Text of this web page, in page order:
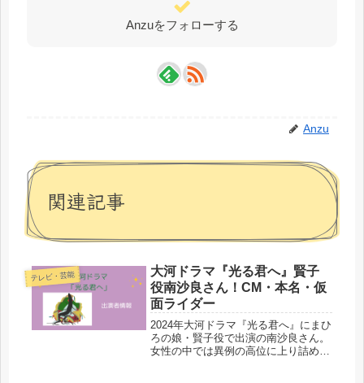
Anzuをフォローする
Anzu
関連記事
テレビ・芸能
大河ドラマ『光る君へ』賢子
役南沙良さん！CM・本名・仮
面ライダー
2024年大河ドラマ『光る君へ』にまひ
ろの娘・賢子役で出演の南沙良さん。
女性の中では異例の高位に上り詰める